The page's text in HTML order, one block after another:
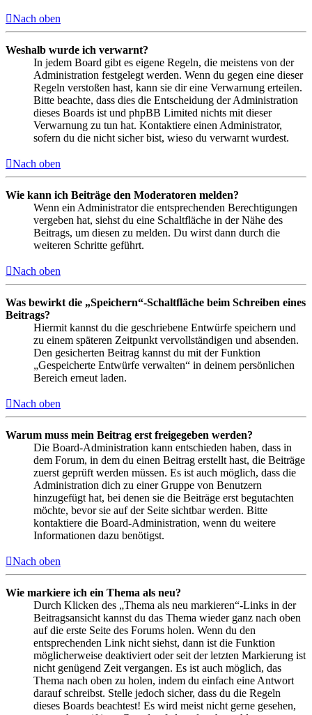
Nach oben
Weshalb wurde ich verwarnt?
In jedem Board gibt es eigene Regeln, die meistens von der
Administration festgelegt werden. Wenn du gegen eine dieser
Regeln verstoßen hast, kann sie dir eine Verwarnung erteilen.
Bitte beachte, dass dies die Entscheidung der Administration
dieses Boards ist und phpBB Limited nichts mit dieser
Verwarnung zu tun hat. Kontaktiere einen Administrator,
sofern du die nicht sicher bist, wieso du verwarnt wurdest.
Nach oben
Wie kann ich Beiträge den Moderatoren melden?
Wenn ein Administrator die entsprechenden Berechtigungen
vergeben hat, siehst du eine Schaltfläche in der Nähe des
Beitrags, um diesen zu melden. Du wirst dann durch die
weiteren Schritte geführt.
Nach oben
Was bewirkt die „Speichern“-Schaltfläche beim Schreiben eines
Beitrags?
Hiermit kannst du die geschriebene Entwürfe speichern und
zu einem späteren Zeitpunkt vervollständigen und absenden.
Den gesicherten Beitrag kannst du mit der Funktion
„Gespeicherte Entwürfe verwalten“ in deinem persönlichen
Bereich erneut laden.
Nach oben
Warum muss mein Beitrag erst freigegeben werden?
Die Board-Administration kann entschieden haben, dass in
dem Forum, in dem du einen Beitrag erstellt hast, die Beiträge
zuerst geprüft werden müssen. Es ist auch möglich, dass die
Administration dich zu einer Gruppe von Benutzern
hinzugefügt hat, bei denen sie die Beiträge erst begutachten
möchte, bevor sie auf der Seite sichtbar werden. Bitte
kontaktiere die Board-Administration, wenn du weitere
Informationen dazu benötigst.
Nach oben
Wie markiere ich ein Thema als neu?
Durch Klicken des „Thema als neu markieren“-Links in der
Beitragsansicht kannst du das Thema wieder ganz nach oben
auf die erste Seite des Forums holen. Wenn du den
entsprechenden Link nicht siehst, dann ist die Funktion
möglicherweise deaktiviert oder seit der letzten Markierung ist
nicht genügend Zeit vergangen. Es ist auch möglich, das
Thema nach oben zu holen, indem du einfach eine Antwort
darauf schreibst. Stelle jedoch sicher, dass du die Regeln
dieses Boards beachtest! Es wird meist nicht gerne gesehen,